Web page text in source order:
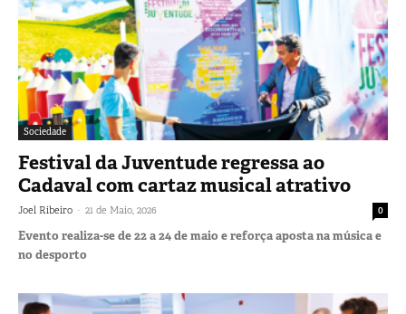
Sociedade
Festival da Juventude regressa ao
Cadaval com cartaz musical atrativo
Joel Ribeiro - 21 de Maio, 2026 0
Evento realiza-se de 22 a 24 de maio e reforça aposta na música e
no desporto